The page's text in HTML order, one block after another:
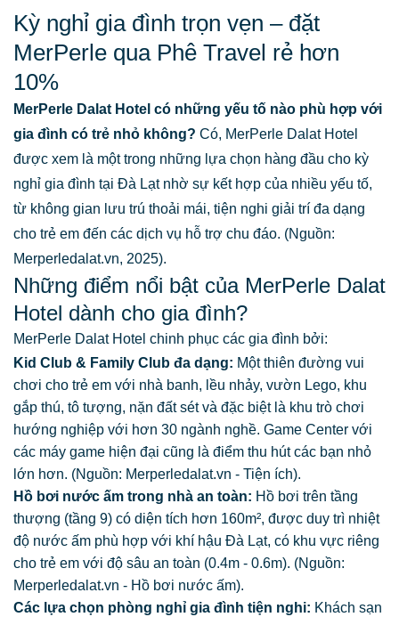
Kỳ nghỉ gia đình trọn vẹn – đặt
MerPerle qua Phê Travel rẻ hơn
10%
MerPerle Dalat Hotel có những yếu tố nào phù hợp với
gia đình có trẻ nhỏ không? Có, MerPerle Dalat Hotel
được xem là một trong những lựa chọn hàng đầu cho kỳ
nghỉ gia đình tại Đà Lạt nhờ sự kết hợp của nhiều yếu tố,
từ không gian lưu trú thoải mái, tiện nghi giải trí đa dạng
cho trẻ em đến các dịch vụ hỗ trợ chu đáo. (Nguồn:
Merperledalat.vn, 2025).
Những điểm nổi bật của MerPerle Dalat
Hotel dành cho gia đình?
MerPerle Dalat Hotel chinh phục các gia đình bởi:
Kid Club & Family Club đa dạng: Một thiên đường vui
chơi cho trẻ em với nhà banh, lều nhảy, vườn Lego, khu
gắp thú, tô tượng, nặn đất sét và đặc biệt là khu trò chơi
hướng nghiệp với hơn 30 ngành nghề. Game Center với
các máy game hiện đại cũng là điểm thu hút các bạn nhỏ
lớn hơn. (Nguồn: Merperledalat.vn - Tiện ích).
Hồ bơi nước ấm trong nhà an toàn: Hồ bơi trên tầng
thượng (tầng 9) có diện tích hơn 160m², được duy trì nhiệt
độ nước ấm phù hợp với khí hậu Đà Lạt, có khu vực riêng
cho trẻ em với độ sâu an toàn (0.4m - 0.6m). (Nguồn:
Merperledalat.vn - Hồ bơi nước ấm).
Các lựa chọn phòng nghỉ gia đình tiện nghi: Khách sạn